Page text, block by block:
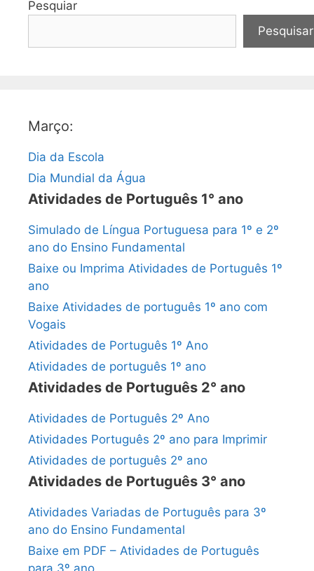
Pesquiar
Pesquisar
Março:
Dia da Escola
Dia Mundial da Água
Atividades de Português 1° ano
Simulado de Língua Portuguesa para 1º e 2º
ano do Ensino Fundamental
Baixe ou Imprima Atividades de Português 1º
ano
Baixe Atividades de português 1º ano com
Vogais
Atividades de Português 1º Ano
Atividades de português 1º ano
Atividades de Português 2° ano
Atividades de Português 2º Ano
Atividades Português 2º ano para Imprimir
Atividades de português 2º ano
Atividades de Português 3° ano
Atividades Variadas de Português para 3º
ano do Ensino Fundamental
Baixe em PDF – Atividades de Português
para 3º ano